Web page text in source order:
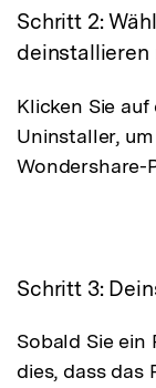
Schritt 2:
deinstallieren
Klicken Sie
Uninstaller,
Wondershare-
Schritt 3:
Sobald Sie ein
dies, dass das